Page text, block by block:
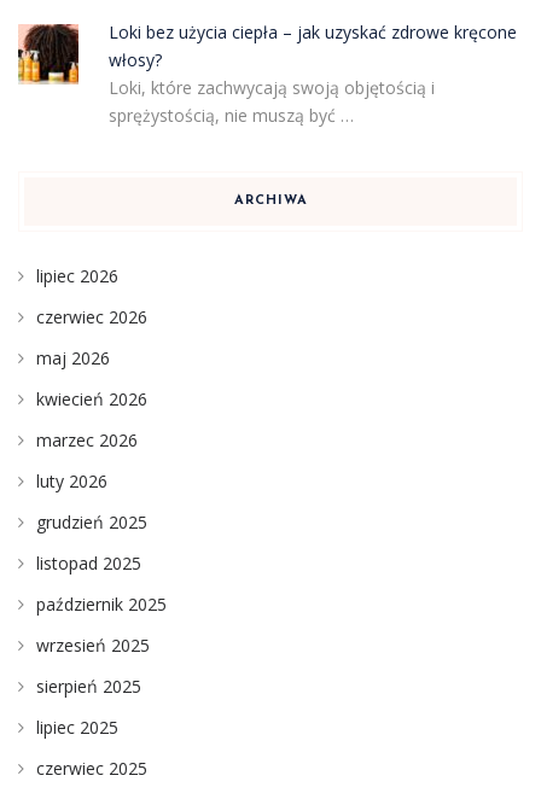
Loki bez użycia ciepła – jak uzyskać zdrowe kręcone
włosy?
Loki, które zachwycają swoją objętością i
sprężystością, nie muszą być …
ARCHIWA
lipiec 2026
czerwiec 2026
maj 2026
kwiecień 2026
marzec 2026
luty 2026
grudzień 2025
listopad 2025
październik 2025
wrzesień 2025
sierpień 2025
lipiec 2025
czerwiec 2025